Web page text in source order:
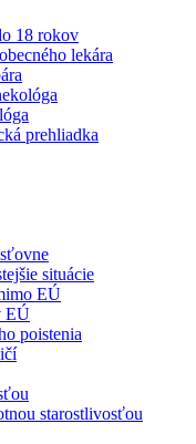
18 rokov
lekára
prehliadka
situácie
EÚ
EÚ
poistenia
starostlivosťou